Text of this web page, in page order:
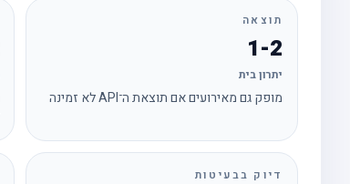
תוצאה
1-2
יתרון בית
מופק גם מאירועים אם תוצאת ה־API לא זמינה
דיוק בבעיטות